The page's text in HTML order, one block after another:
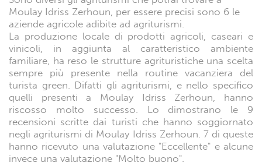
Moulay Idriss Zerhoun, per essere precisi sono 6 le
aziende agricole adibite ad agriturismi.
La produzione locale di prodotti agricoli, caseari e
vinicoli, in aggiunta al caratteristico ambiente
familiare, ha reso le strutture agrituristiche una scelta
sempre più presente nella routine vacanziera del
turista green. Difatti gli agriturismi, e nello specifico
quelli presenti a Moulay Idriss Zerhoun, hanno
riscosso molto successo. Lo dimostrano le 9
recensioni scritte dai turisti che hanno soggiornato
negli agriturismi di Moulay Idriss Zerhoun. 7 di queste
hanno ricevuto una valutazione "Eccellente" e alcune
invece una valutazione "Molto buono".